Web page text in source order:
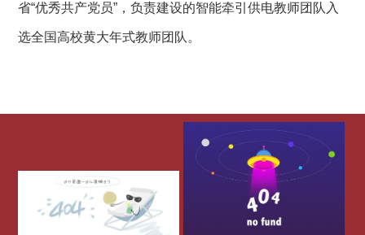
省“优秀共产党员”，负责建设的智能牵引供电教师团队入
选全国高校黄大年式教师团队。